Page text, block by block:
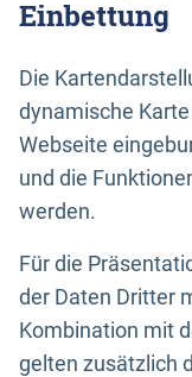
Einbettung
Die
dynamische
Webseite
und die
werden.
Für die
der Daten Dritter
Kombination mit
gelten zusätzlich